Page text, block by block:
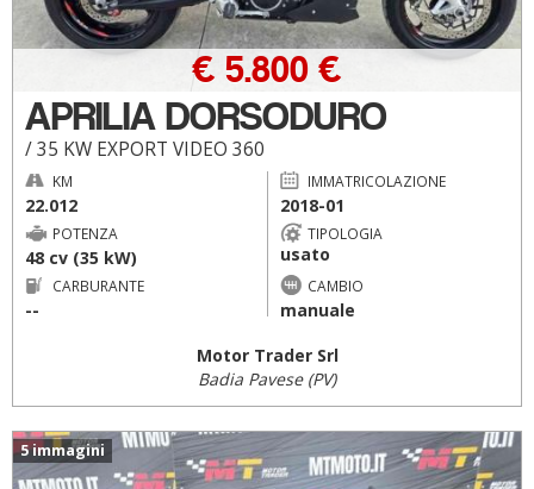
APRILIA DORSODURO
/ 35 KW EXPORT VIDEO 360
€ 5.800 €
KM
22.012
IMMATRICOLAZIONE
2018-01
POTENZA
48 cv (35 kW)
TIPOLOGIA
usato
CARBURANTE
--
CAMBIO
manuale
Motor Trader Srl
Badia Pavese (PV)
5 immagini